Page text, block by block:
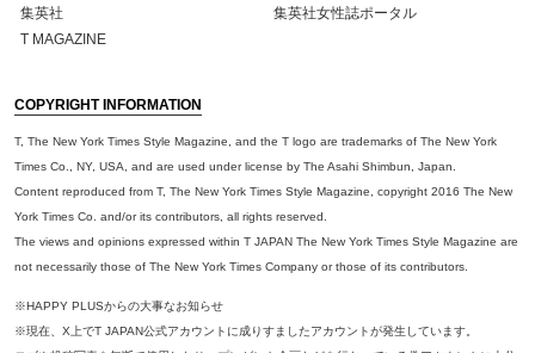
集英社
集英社女性誌ポータル
T MAGAZINE
COPYRIGHT INFORMATION
T, The New York Times Style Magazine, and the T logo are trademarks of The New York
Times Co., NY, USA, and are used under license by The Asahi Shimbun, Japan.
Content reproduced from T, The New York Times Style Magazine, copyright 2016 The New
York Times Co. and/or its contributors, all rights reserved.
The views and opinions expressed within T JAPAN The New York Times Style Magazine are
not necessarily those of The New York Times Company or those of its contributors.
※HAPPY PLUSからの大事なお知らせ
※現在、X上でT JAPAN公式アカウントに成りすましたアカウントが発生しています。